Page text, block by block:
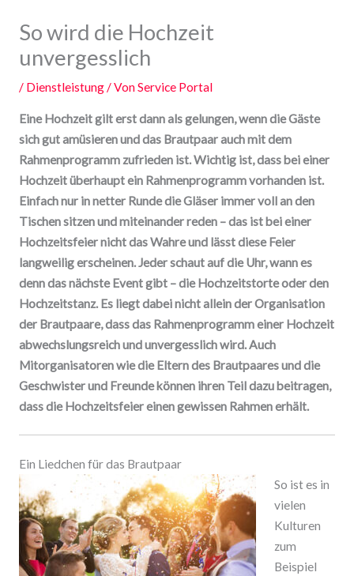
So wird die Hochzeit
unvergesslich
/ Dienstleistung/ VonService Portal
Eine Hochzeit gilt erst dann als gelungen, wenn die Gäste
sich gut amüsieren und das Brautpaar auch mit dem
Rahmenprogramm zufrieden ist. Wichtig ist, dass bei einer
Hochzeit überhaupt ein Rahmenprogramm vorhanden ist.
Einfach nur in netter Runde die Gläser immer voll an den
Tischen sitzen und miteinander reden – das ist bei einer
Hochzeitsfeier nicht das Wahre und lässt diese Feier
langweilig erscheinen. Jeder schaut auf die Uhr, wann es
denn das nächste Event gibt – die Hochzeitstorte oder den
Hochzeitstanz. Es liegt dabei nicht allein der Organisation
der Brautpaare, dass das Rahmenprogramm einer Hochzeit
abwechslungsreich und unvergesslich wird. Auch
Mitorganisatoren wie die Eltern des Brautpaares und die
Geschwister und Freunde können ihren Teil dazu beitragen,
dass die Hochzeitsfeier einen gewissen Rahmen erhält.
Ein Liedchen für das Brautpaar
So ist es in
vielen
Kulturen
zum
Beispiel